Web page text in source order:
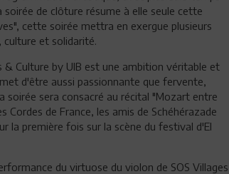
de clôture résume à elle seule cette
cette soirée mettra en exergue plusieurs
culture et solidarité.
Culture by UIB est une ambition véritable et
d'être aussi passionnante que fervente,
sera consacré au récital "Mozart entre
Cordes de France, les amis de Schéhérazade
la première fois sur la scène du festival d'El
du virtuose du violon de SOS Villages